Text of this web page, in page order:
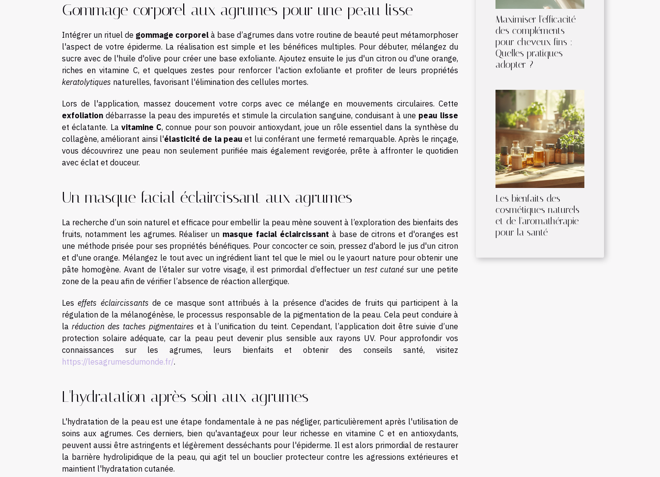
Gommage corporel aux agrumes pour une peau lisse
Intégrer un rituel de gommage corporel à base d’agrumes dans votre routine de beauté peut métamorphoser
l'aspect de votre épiderme. La réalisation est simple et les bénéfices multiples. Pour débuter, mélangez du
sucre avec de l'huile d'olive pour créer une base exfoliante. Ajoutez ensuite le jus d'un citron ou d'une orange,
riches en vitamine C, et quelques zestes pour renforcer l'action exfoliante et profiter de leurs propriétés
keratolytiques naturelles, favorisant l'élimination des cellules mortes.
Lors de l'application, massez doucement votre corps avec ce mélange en mouvements circulaires. Cette
exfoliation débarrasse la peau des impuretés et stimule la circulation sanguine, conduisant à une peau lisse
et éclatante. La vitamine C, connue pour son pouvoir antioxydant, joue un rôle essentiel dans la synthèse du
collagène, améliorant ainsi l'élasticité de la peau et lui conférant une fermeté remarquable. Après le rinçage,
vous découvrirez une peau non seulement purifiée mais également revigorée, prête à affronter le quotidien
avec éclat et douceur.
Un masque facial éclaircissant aux agrumes
La recherche d’un soin naturel et efficace pour embellir la peau mène souvent à l’exploration des bienfaits des
fruits, notamment les agrumes. Réaliser un masque facial éclaircissant à base de citrons et d'oranges est
une méthode prisée pour ses propriétés bénéfiques. Pour concocter ce soin, pressez d'abord le jus d'un citron
et d'une orange. Mélangez le tout avec un ingrédient liant tel que le miel ou le yaourt nature pour obtenir une
pâte homogène. Avant de l’étaler sur votre visage, il est primordial d’effectuer un test cutané sur une petite
zone de la peau afin de vérifier l’absence de réaction allergique.
Leseffets éclaircissants de ce masque sont attribués à la présence d'acides de fruits qui participent à la
régulation de la mélanogénèse, le processus responsable de la pigmentation de la peau. Cela peut conduire à
laréduction des taches pigmentaires et à l’unification du teint. Cependant, l’application doit être suivie d’une
protection solaire adéquate, car la peau peut devenir plus sensible aux rayons UV. Pour approfondir vos
connaissances sur les agrumes, leurs bienfaits et obtenir des conseils santé, visitez
https://lesagrumesdumonde.fr/.
L'hydratation après soin aux agrumes
L'hydratation de la peau est une étape fondamentale à ne pas négliger, particulièrement après l'utilisation de
soins aux agrumes. Ces derniers, bien qu'avantageux pour leur richesse en vitamine C et en antioxydants,
peuvent aussi être astringents et légèrement desséchants pour l'épiderme. Il est alors primordial de restaurer
la barrière hydrolipidique de la peau, qui agit tel un bouclier protecteur contre les agressions extérieures et
maintient l'hydratation cutanée.
Maximiser l'efficacité
des compléments
pour cheveux fins :
Quelles pratiques
adopter ?
Les bienfaits des
cosmétiques naturels
et de l'aromathérapie
pour la santé